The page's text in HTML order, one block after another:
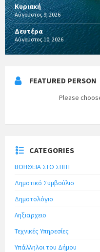
Κυριακή
Αύγουστος 9, 2026
Δευτέρα
Αύγουστος 10, 2026
FEATURED PERSON
Please
CATEGORIES
ΒΟΗΘΕΙΑ ΣΤΟ ΣΠΙΤΙ
Δημοτικό Συμβούλιο
Δημοτολόγιο
Ληξιαρχειο
Τεχνικές Υπηρεσίες
Υπάλληλοι του Δήμου